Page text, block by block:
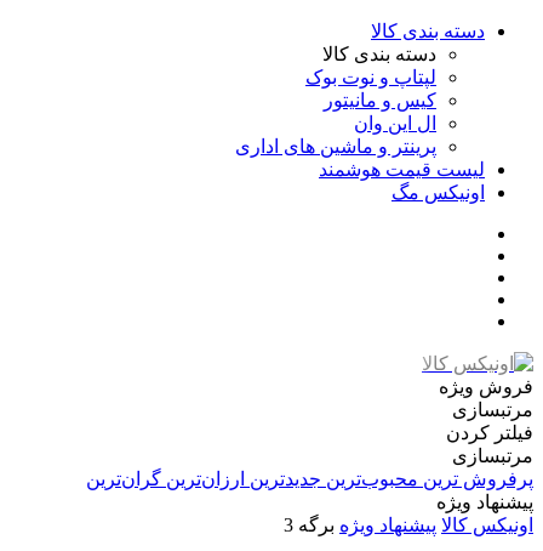
دسته بندی کالا
دسته بندی کالا
لپتاپ و نوت بوک
کیس و مانیتور
ال این وان
پرینتر و ماشین های اداری
لیست قیمت هوشمند
اونیکس مگ
فروش ویژه
مرتبسازی
فیلتر کردن
مرتبسازی
پرفروش ترین محبوب‌ترین جدیدترین ارزان‌ترین گران‌ترین
پیشنهاد ویژه
اونیکس کالا پیشنهاد ویژه برگه 3